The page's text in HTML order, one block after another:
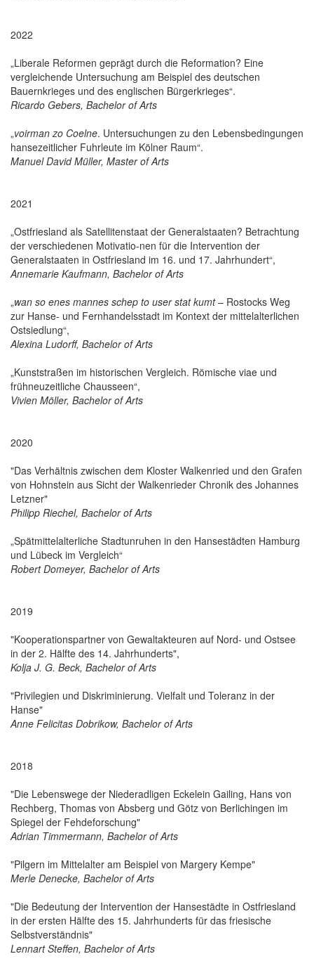
2022
„Liberale Reformen geprägt durch die Reformation? Eine
vergleichende Untersuchung am Beispiel des deutschen
Bauernkrieges und des englischen Bürgerkrieges“.
Ricardo Gebers, Bachelor of Arts
„voirman zo Coelne. Untersuchungen zu den Lebensbedingungen
hansezeitlicher Fuhrleute im Kölner Raum“.
Manuel David Müller, Master of Arts
2021
„Ostfriesland als Satellitenstaat der Generalstaaten? Betrachtung
der verschiedenen Motivatio-nen für die Intervention der
Generalstaaten in Ostfriesland im 16. und 17. Jahrhundert“,
Annemarie Kaufmann, Bachelor of Arts
„wan so enes mannes schep to user stat kumt– Rostocks Weg
zur Hanse- und Fernhandelsstadt im Kontext der mittelalterlichen
Ostsiedlung“,
Alexina Ludorff, Bachelor of Arts
„Kunststraßen im historischen Vergleich. Römische viae und
frühneuzeitliche Chausseen“,
Vivien Möller, Bachelor of Arts
2020
"Das Verhältnis zwischen dem Kloster Walkenried und den Grafen
von Hohnstein aus Sicht der Walkenrieder Chronik des Johannes
Letzner"
Philipp Riechel, Bachelor of Arts
„Spätmittelalterliche Stadtunruhen in den Hansestädten Hamburg
und Lübeck im Vergleich“
Robert Domeyer, Bachelor of Arts
2019
"Kooperationspartner von Gewaltakteuren auf Nord- und Ostsee
in der 2. Hälfte des 14. Jahrhunderts",
Kolja J. G. Beck, Bachelor of Arts
"Privilegien und Diskriminierung. Vielfalt und Toleranz in der
Hanse"
Anne Felicitas Dobrikow, Bachelor of Arts
2018
"Die Lebenswege der Niederadligen Eckelein Gailing, Hans von
Rechberg, Thomas von Absberg und Götz von Berlichingen im
Spiegel der Fehdeforschung"
Adrian Timmermann, Bachelor of Arts
"Pilgern im Mittelalter am Beispiel von Margery Kempe"
Merle Denecke, Bachelor of Arts
"Die Bedeutung der Intervention der Hansestädte in Ostfriesland
in der ersten Hälfte des 15. Jahrhunderts für das friesische
Selbstverständnis"
Lennart Steffen, Bachelor of Arts